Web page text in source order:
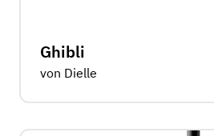
Ghibli
von Dielle